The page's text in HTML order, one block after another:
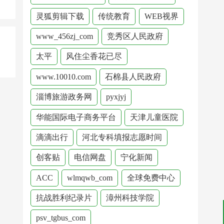
灵狐剪辑下载 传统教育 WEB视界
www_456zj_com 竞秀区人民政府
太平 风住尘香花已尽
www.10010.com 石棉县人民政府
淄博旅游政务网 pyxjyj
华能国际电子商务平台 天津儿童医院
滴滴出行 河北专科填报志愿时间
创客贴 电信网盘 宁化新闻
ACC wlmqwb_com 全球免费中心
抗战胜利纪录片 漳州科技学院
psv_tgbus_com